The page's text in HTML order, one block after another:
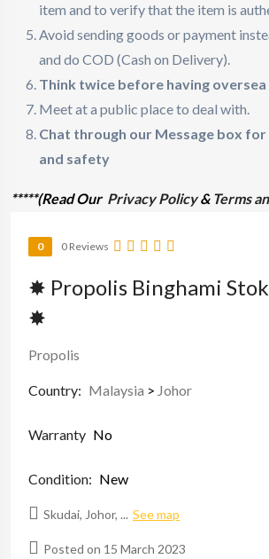
0 0 Reviews
✸ Propolis Binghami
✸
Propolis
Country: Malaysia > Johor
Warranty No
Condition: New
Skudai, Johor, ... See map
Posted on 15 March 2023
item and to verify that the item is
Avoid sending goods or payment
and do COD (Cash on Delivery).
Think twice before having oversea
Meet at a public place to deal with.
Chat through our Message box
and safety
*****(Read Our Privacy Policy& Terms